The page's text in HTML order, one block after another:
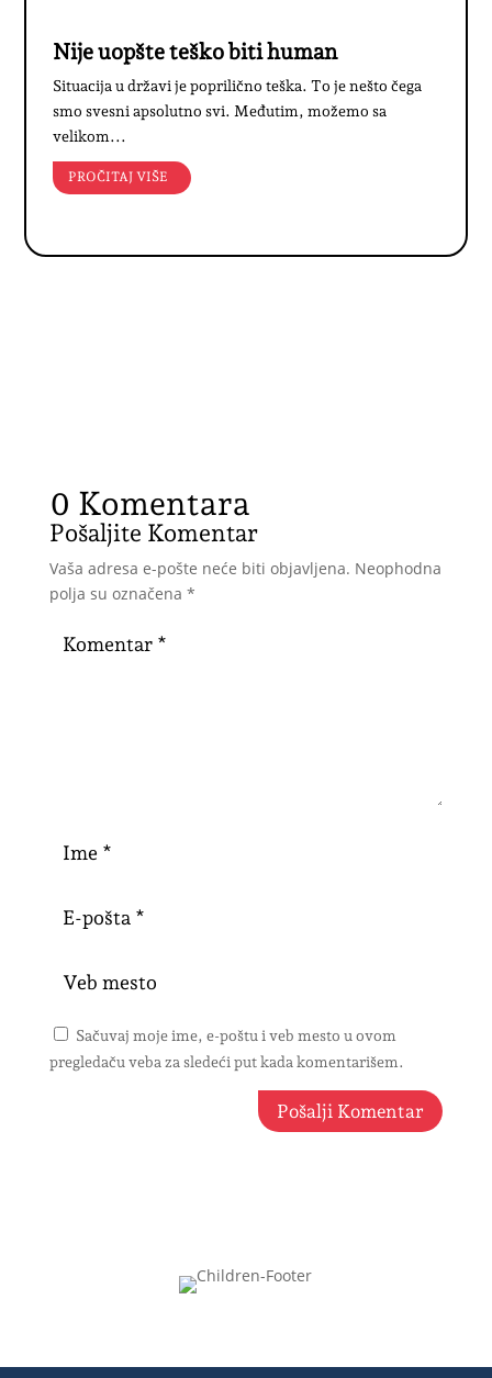
Nije uopšte teško biti human
Situacija u državi je poprilično teška. To je nešto čega
smo svesni apsolutno svi. Međutim, možemo sa
velikom...
PROČITAJ VIŠE
0 Komentara
Pošaljite Komentar
Vaša adresa e-pošte neće biti objavljena. Neophodna
polja su označena *
Sačuvaj moje ime, e-poštu i veb mesto u ovom
pregledaču veba za sledeći put kada komentarišem.
Pošalji Komentar